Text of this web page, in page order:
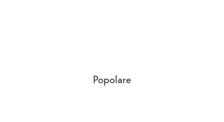
Popolare